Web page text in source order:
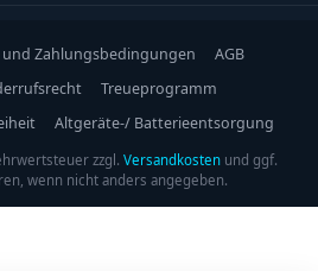
und Zahlungsbedingungen
AGB
Treueprogramm
Altgeräte-/ Batterieentsorgung
zzgl. Versandkosten und ggf.
wenn nicht anders angegeben.